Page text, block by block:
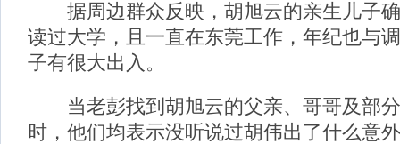
据周边群众反映，胡旭云的亲生儿子确
读过大学，且一直在东莞工作，年纪也与
子有很大出入。
当老彭找到胡旭云的父亲、哥哥及部分
时，他们均表示没听说过胡伟出了什么意